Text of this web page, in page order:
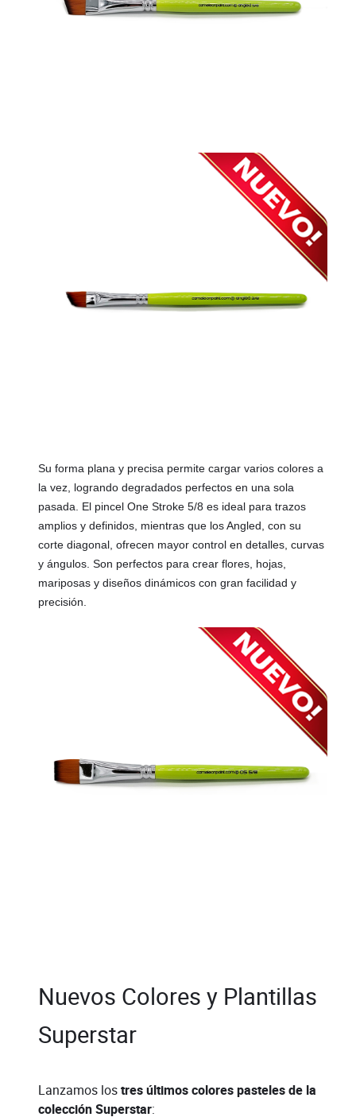
Su forma plana y precisa permite cargar varios colores a
la vez, logrando degradados perfectos en una sola
pasada. El pincel One Stroke 5/8 es ideal para trazos
amplios y definidos, mientras que los Angled, con su
corte diagonal, ofrecen mayor control en detalles, curvas
y ángulos. Son perfectos para crear flores, hojas,
mariposas y diseños dinámicos con gran facilidad y
precisión.
Nuevos Colores y Plantillas
Superstar
Lanzamos lostres últimos colores pasteles de la
colección Superstar: